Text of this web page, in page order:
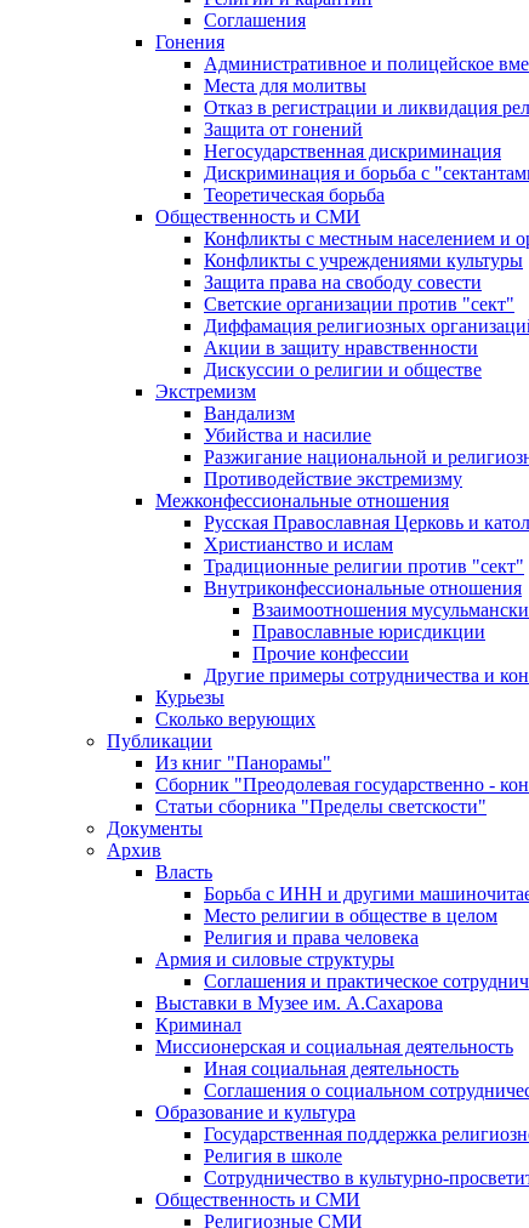
Соглашения
Гонения
Административное и полицейское
Места для молитвы
Отказ в регистрации и ликвидация
Защита от гонений
Негосударственная дискриминация
Дискриминация и борьба с
Теоретическая борьба
Общественность и СМИ
Конфликты с местным населением и
Конфликты с учреждениями культуры
Защита права на свободу совести
Светские организации против "сект"
Диффамация религиозных
Акции в защиту нравственности
Дискуссии о религии и обществе
Экстремизм
Вандализм
Убийства и насилие
Разжигание национальной и
Противодействие экстремизму
Межконфессиональные отношения
Русская Православная Церковь и
Христианство и ислам
Традиционные религии против "сект"
Внутриконфессиональные отношения
Взаимоотношения
Православные юрисдикции
Прочие конфессии
Другие примеры сотрудничества и
Курьезы
Сколько верующих
Публикации
Из книг "Панорамы"
Сборник "Преодолевая государственно -
Статьи сборника "Пределы светскости"
Документы
Архив
Власть
Борьба с ИНН и другими
Место религии в обществе в целом
Религия и права человека
Армия и силовые структуры
Соглашения и практическое
Выставки в Музее им. А.Сахарова
Криминал
Миссионерская и социальная деятельность
Иная социальная деятельность
Соглашения о социальном
Образование и культура
Государственная поддержка
Религия в школе
Сотрудничество в культурно-
Общественность и СМИ
Религиозные СМИ